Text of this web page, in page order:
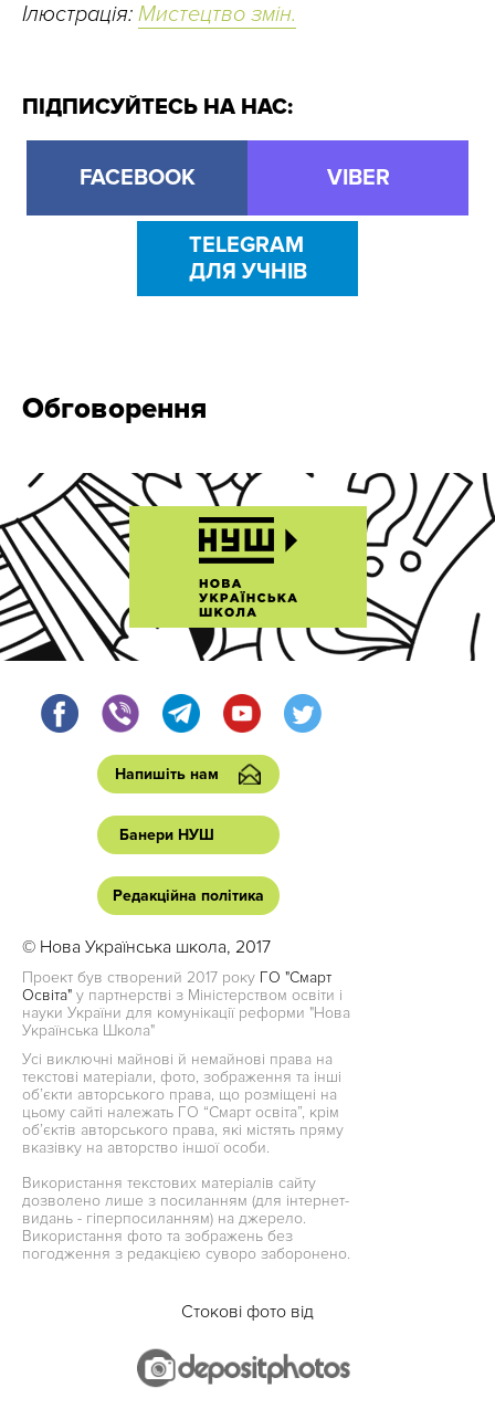
Ілюстрація: Мистецтво змін.
ПІДПИСУЙТЕСЬ НА НАС:
FACEBOOK VIBER
TELEGRAM
ДЛЯ УЧНІВ
Обговорення
Напишіть нам
Банери НУШ
Редакційна політика
© Нова Українська школа, 2017
Проект був створений 2017 року ГО "Смарт
Освіта" у партнерстві з Міністерством освіти і
науки України для комунікації реформи "Нова
Українська Школа"
Усі виключні майнові й немайнові права на
текстові матеріали, фото, зображення та інші
об’єкти авторського права, що розміщені на
цьому сайті належать ГО “Смарт освіта”, крім
об’єктів авторського права, які містять пряму
вказівку на авторство іншої особи.
Використання текстових матеріалів сайту
дозволено лише з посиланням (для інтернет-
видань - гіперпосиланням) на джерело.
Використання фото та зображень без
погодження з редакцією суворо заборонено.
Стокові фото від